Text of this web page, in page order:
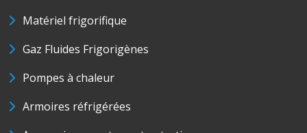
Matériel frigorifique
Gaz Fluides Frigorigènes
Pompes à chaleur
Armoires réfrigérées